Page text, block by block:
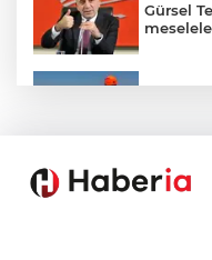
Gürsel